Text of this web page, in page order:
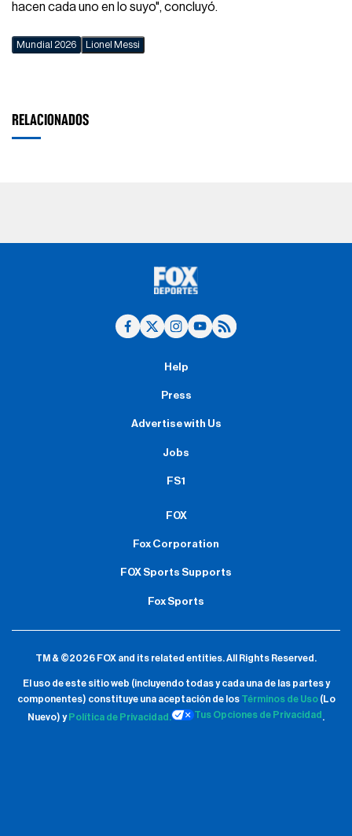
hacen cada uno en lo suyo", concluyó.
Mundial 2026 Lionel Messi
RELACIONADOS
Help
Press
Advertise with Us
Jobs
FS1
FOX
Fox Corporation
FOX Sports Supports
Fox Sports
TM & ©2026 FOX and its related entities.All Rights Reserved.
El uso de este sitio web (incluyendo todas y cada una de las partes y
componentes) constituye una aceptación de los Términos de Uso(Lo
Nuevo) y Política de Privacidad. Tus Opciones de Privacidad .